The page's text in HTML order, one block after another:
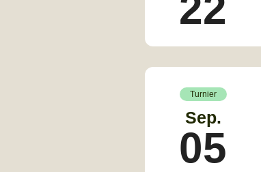
Turnier
Sep.
05